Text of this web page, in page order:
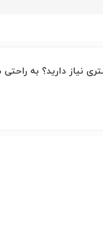
نیاز دارید؟ به